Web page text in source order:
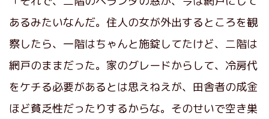
あるみたいなんだ。住人の女が外出するところを観
察したら、一階はちゃんと施錠してたけど、二階は
網戸のままだった。家のグレードからして、冷房代
をケチる必要があるとは思えねえが、田舎者の成金
ほど貧乏性だったりするからな。そのせいで空き巣